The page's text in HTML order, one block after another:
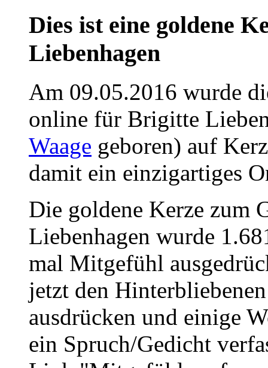
Dies ist eine goldene
Liebenhagen
Am 09.05.2016 wurde
online für Brigitte
Waage geboren) auf
damit ein einzigartiges
Die goldene Kerze zum
Liebenhagen wurde
mal Mitgefühl
jetzt den
ausdrücken und einige
ein Spruch/Gedicht